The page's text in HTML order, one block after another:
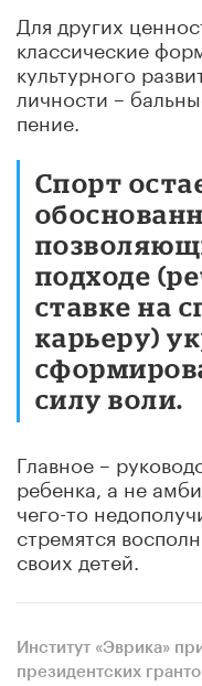
Для других
классические
культурного
личности –
пение.
Спорт
подходе
ставке на
карьеру)
силу воли.
Главное –
ребенка, а не
чего-то
стремятся
своих детей.
Институт «Эврика»
президентских